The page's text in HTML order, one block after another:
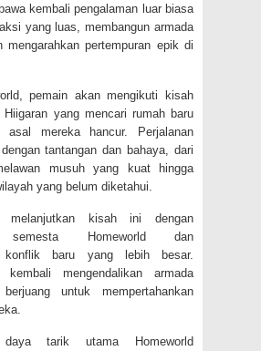
kembali pengalaman luar biasa
yang luas, membangun armada
mengarahkan pertempuran epik di
pemain akan mengikuti kisah
yang mencari rumah baru
asal mereka hancur. Perjalanan
tantangan dan bahaya, dari
musuh yang kuat hingga
yang belum diketahui.
melanjutkan kisah ini dengan
semesta Homeworld dan
konflik baru yang lebih besar.
mengendalikan armada
untuk mempertahankan
tarik utama Homeworld